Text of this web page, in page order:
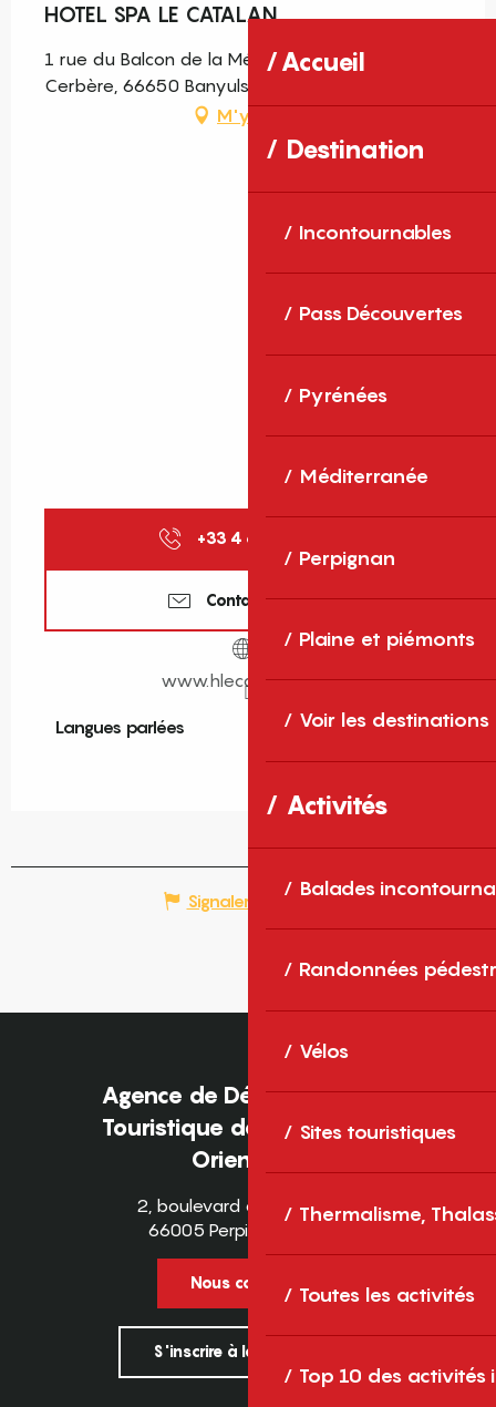
Accueil
Destination
Incontournables
Pass Découvertes
Pyrénées
Méditerranée
Perpignan
Plaine et piémonts
Voir les destinations
Activités
Balades
Randonnées
Vélos
Sites touristiques
Thermalisme,
Toutes les activités
Top 10 des activités
HOTEL SPA LE CATALAN
1 rue du Balcon de la Méditerranée Route de
Cerbère, 66650 Banyuls-sur-Mer
M'y rendre
+33 4 68 88 02
Contactez-nous
www.hlecatalan.com
Langues parlées
Langues parlées
Signaler une erreur
Agence de Développement
Touristique des Pyrénées-
Orientales
2, boulevard des Pyrénées
66005 Perpignan Cedex
Nous contacter
S'inscrire à la newsletter